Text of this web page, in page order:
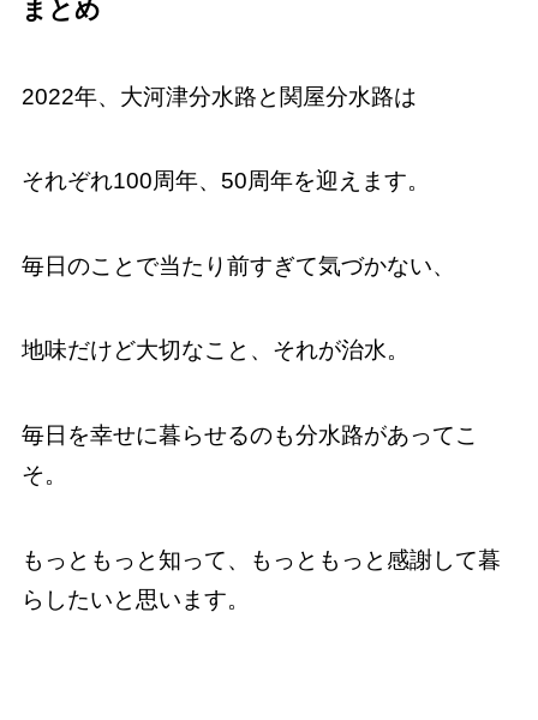
まとめ
2022年、大河津分水路と関屋分水路は
それぞれ100周年、50周年を迎えます。
毎日のことで当たり前すぎて気づかない、
地味だけど大切なこと、それが治水。
毎日を幸せに暮らせるのも分水路があってこ
そ。
もっともっと知って、もっともっと感謝して暮
らしたいと思います。